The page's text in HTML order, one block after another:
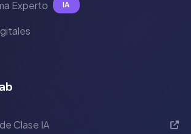
Experto IA
Clase IA